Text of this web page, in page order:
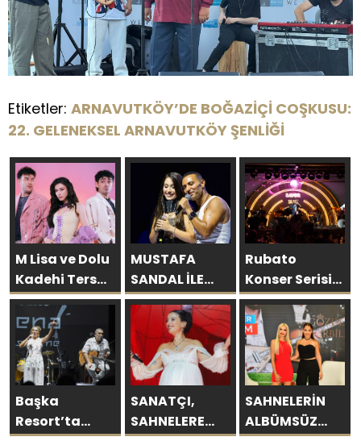
Etiketler: ARNAVUTKÖY’DE BOĞAZİÇİ COŞKUSU:
22. GELENEKSEL ARNAVUTKÖY ŞENLİĞİ
M Lisa ve Dolu
Kadehi Ters
Tut’tan Yeni İş
Birliği: “Vişne”
MUSTAFA
SANDAL İLE
AYNI SAHNEDE
PARLADI:
AFRA’YA
HARBİYE’DE
BÜYÜK ALKIŞ
Rubato
Konser Serisi
Müzikseverlerle
Buluşmaya
Devam Ediyor
Başka
Resort’ta
SANATÇI,
SAHNELERE
SAHNELERİN
ALBÜMSÜZ